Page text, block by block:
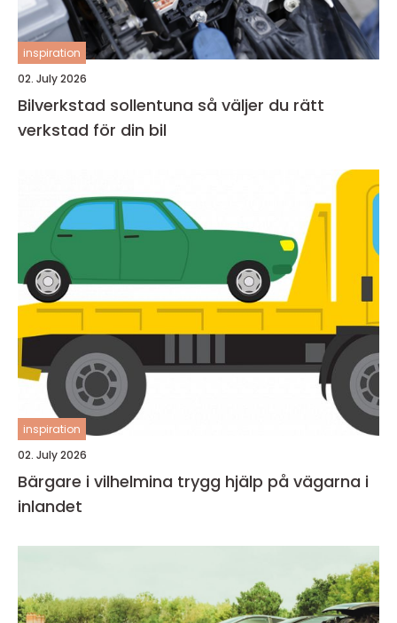
inspiration
02. July 2026
Bilverkstad sollentuna så väljer du rätt
verkstad för din bil
inspiration
02. July 2026
Bärgare i vilhelmina trygg hjälp på vägarna i
inlandet